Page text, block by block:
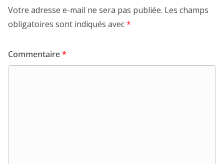
Votre adresse e-mail ne sera pas publiée. Les champs
obligatoires sont indiqués avec*
Commentaire*